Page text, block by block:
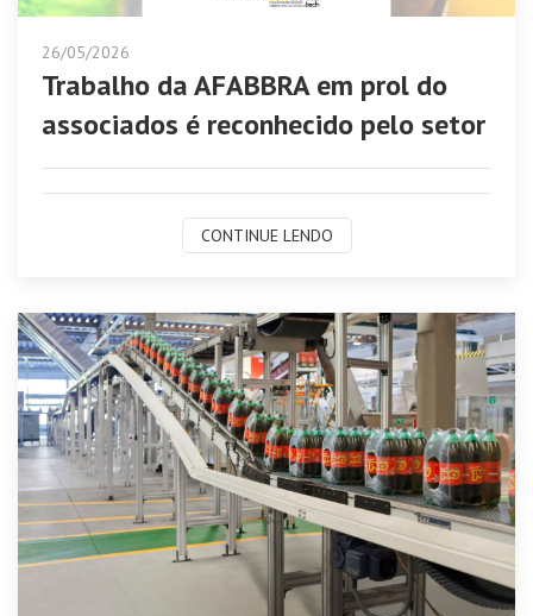
26/05/2026
Trabalho da AFABBRA em prol do
associados é reconhecido pelo setor
CONTINUE LENDO